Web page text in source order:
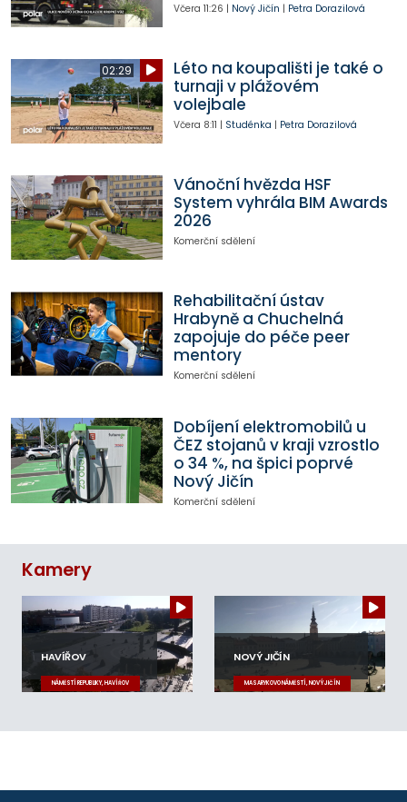
Včera 11:26 | Nový Jičín | Petra Dorazilová
02:29
Léto na koupališti je také o
turnaji v plážovém
volejbale
Včera 8:11 | Studénka | Petra Dorazilová
Vánoční hvězda HSF
System vyhrála BIM Awards
2026
Komerční sdělení
Rehabilitační ústav
Hrabyně a Chuchelná
zapojuje do péče peer
mentory
Komerční sdělení
Dobíjení elektromobilů u
ČEZ stojanů v kraji vzrostlo
o 34 %, na špici poprvé
Nový Jičín
Komerční sdělení
Kamery
HAVÍŘOV
NÁMĚSTÍ REPUBLIKY, HAVÍŘOV
NOVÝ JIČÍN
MASARYKOVO NÁMĚSTÍ, NOVÝ JIČÍN